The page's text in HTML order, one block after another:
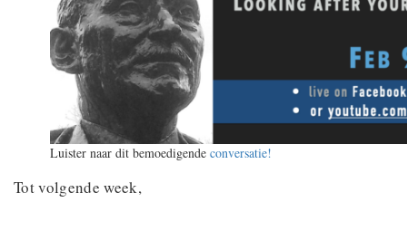
Luister naar dit bemoedigende conversatie!
Tot volgende week,